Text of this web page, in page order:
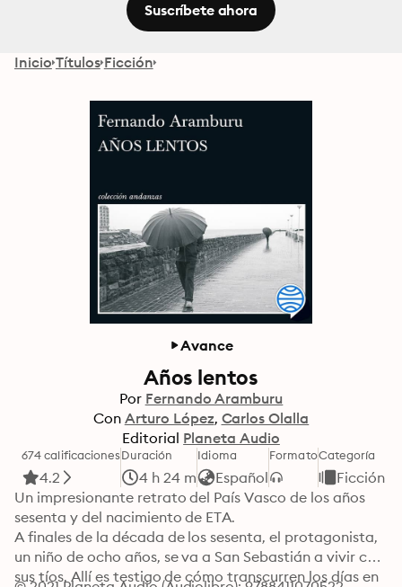
Suscríbete ahora
Inicio Títulos Ficción
Avance
Años lentos
Por Fernando Aramburu
Con Arturo López Carlos Olalla
Editorial Planeta Audio
674 calificaciones
4.2
Duración
4 h 24 m
Idioma
Español
FormatoCategoría
Ficción
Un impresionante retrato del País Vasco de los años
sesenta y del nacimiento de ETA.
A finales de la década de los sesenta, el protagonista,
un niño de ocho años, se va a San Sebastián a vivir con
sus tíos. Allí es testigo de cómo transcurren los días en